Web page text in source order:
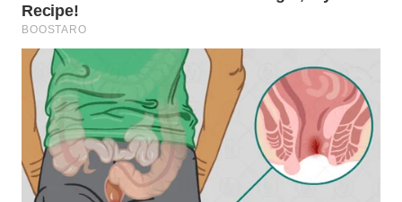
WN
TANGERANG
WN
BINJAI
WN
CIREBON